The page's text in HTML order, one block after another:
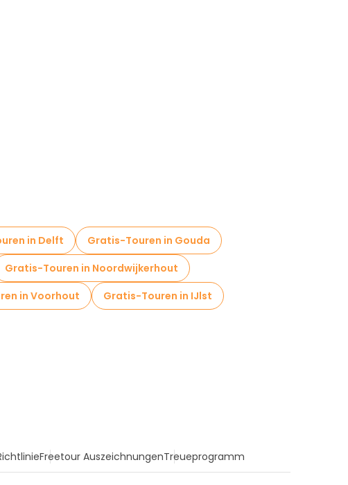
in Delft
Gratis-Touren in Gouda
Gratis-Touren in Noordwijkerhout
in Voorhout
Gratis-Touren in IJlst
Freetour AuszeichnungenTreueprogramm